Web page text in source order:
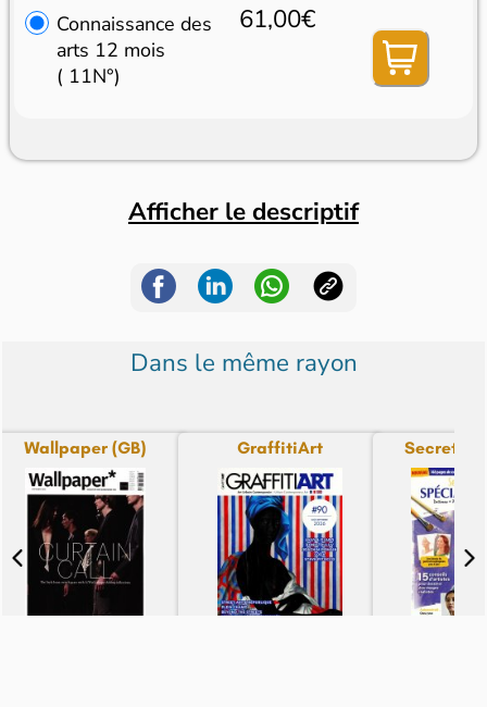
Connaissance des
arts 12 mois
( 11N°)
61,00€
Afficher le descriptif
Dans le même rayon
Wallpaper (GB) GraffitiArt Secrets